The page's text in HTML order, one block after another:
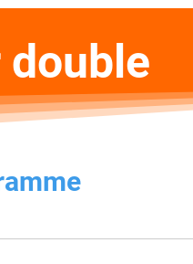
double